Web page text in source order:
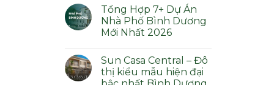
HOÀNG
GIA:
XÂY
DỰNG
NIỀM
KIẾN
TẠO
THỊNH
bình
luận
ở
EcoLakes
–
Dự
án
sinh
Tổng Hợp 7+ Dự Án
Nhà Phố Bình Dương
Mới Nhất 2026
bình
luận
ở
Sun Casa Central – Đô
thị kiểu mẫu hiện đại